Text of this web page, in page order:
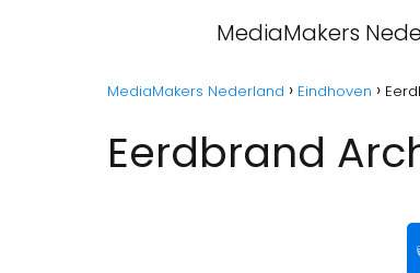
MediaMakers
MediaMakers Nederland Eindhoven
Eerdbrand